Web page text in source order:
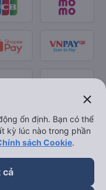
close
ổn định. Bạn có thể
kỳ lúc nào trong phần
sách Cookie.
cả